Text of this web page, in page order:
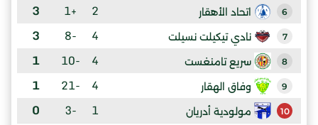
6 اتحاد الأهقار 2
+1
3
7 نادي تيكيلت نسيلت 4
-8
3
8 سريع تامنغست 4
-10
1
9 وفاق الهقار 4
-21
1
10 مولودية أدريان 1
-3
0